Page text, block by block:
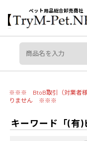
＜重要＞【オリジン】
ペット用品総合卸売商社
※※※ BtoB取引（対業者様
りません ※※※
キーワード「(有